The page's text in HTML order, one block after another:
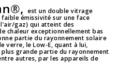
, est un double vitrage
émissivité sur une face
gaz) qui atteint des
chaleur exceptionnellement bas
partie du rayonnement solaire
verre, le Low-E, quant à lui,
grande partie du rayonnement
autres, par les appareils de